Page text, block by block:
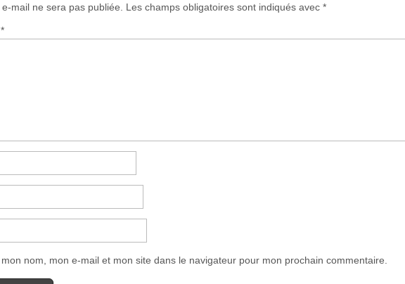
mail ne sera pas publiée. Les champs obligatoires sont indiqués avec *
*
nom, mon e-mail et mon site dans le navigateur pour mon prochain commentaire.